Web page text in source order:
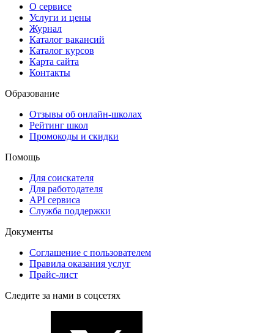
О сервисе
Услуги и цены
Журнал
Каталог вакансий
Каталог курсов
Карта сайта
Контакты
Образование
Отзывы об онлайн-школах
Рейтинг школ
Промокоды и скидки
Помощь
Для соискателя
Для работодателя
API сервиса
Служба поддержки
Документы
Соглашение с пользователем
Правила оказания услуг
Прайс-лист
Следите за нами в соцсетях